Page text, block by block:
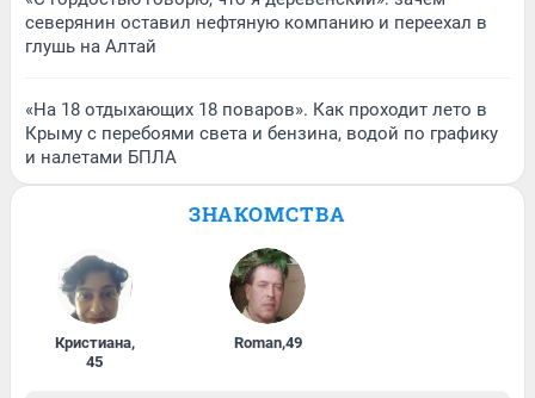
северянин оставил нефтяную компанию и переехал в
глушь на Алтай
«На 18 отдыхающих 18 поваров». Как проходит лето в
Крыму с перебоями света и бензина, водой по графику
и налетами БПЛА
ЗНАКОМСТВА
Кристиана,
45
Roman,49